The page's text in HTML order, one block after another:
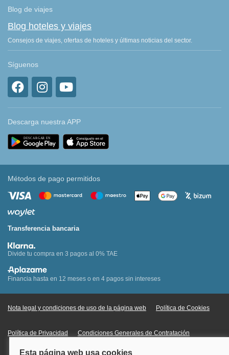
Blog de viajes
Blog hoteles y viajes
Consejos de viajes, ofertas de hoteles y últimas noticias del sector.
Síguenos
Descarga nuestra APP
Métodos de pago permitidos
Transferencia bancaria
Divide tu compra en 3 pagos al 0% TAE
Financia hasta en 12 meses o en 4 pagos sin intereses
Nota legal y condiciones de uso de la página web Política de Cookies
Política de Privacidad Condiciones Generales de Contratación